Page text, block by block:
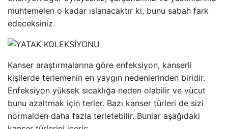
muhtemelen o kadar ıslanacaktır ki, bunu sabah fark
edeceksiniz.
Kanser araştırmalarına göre enfeksiyon, kanserli
kişilerde terlemenin en yaygın nedenlerinden biridir.
Enfeksiyon yüksek sıcaklığa neden olabilir ve vücut
bunu azaltmak için terler. Bazı kanser türleri de sizi
normalden daha fazla terletebilir. Bunlar aşağıdaki